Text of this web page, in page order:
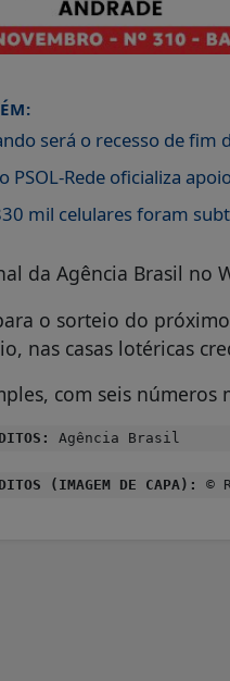
será o recesso de fim
PSOL-Rede oficializa
mil celulares foram
da Agência Brasil no
o sorteio do
nas casas lotéricas
com seis números
Agência Brasil
(IMAGEM DE CAPA): ©